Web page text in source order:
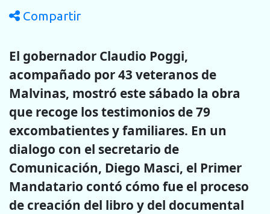
Compartir
El gobernador Claudio Poggi,
acompañado por 43 veteranos de
Malvinas, mostró este sábado la obra
que recoge los testimonios de 79
excombatientes y familiares. En un
dialogo con el secretario de
Comunicación, Diego Masci, el Primer
Mandatario contó cómo fue el proceso
de creación del libro y del documental